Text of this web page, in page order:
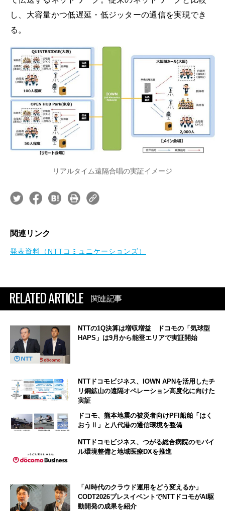
し、大容量かつ低遅延・低ジッターの通信を実現でき
る。
リアルタイム遠隔合唱の実証イメージ
関連リンク
発表資料（NTTコミュニケーションズ）
RELATED ARTICLE 関連記事
NTTの1Q決算は増収増益 ドコモの「気球型
HAPS」は9月から能登エリアで実証開始
NTTドコモビジネス、IOWN APNを活用したチ
リ銅鉱山の遠隔オペレーション高度化に向けた
実証
ドコモ、熊本地震の被災者向けPFI船舶「はく
おうⅡ」と八代港の通信環境を整備
NTTドコモビジネス、つがる総合病院のモバイ
ル環境整備と地域医療DXを推進
「AI時代のクラウド運用をどう変えるか」
CODT2026プレスイベントでNTTドコモがAI駆
動開発の成果を紹介